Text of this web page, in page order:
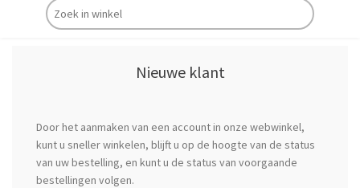
Nieuwe klant
Door het aanmaken van een account in onze webwinkel,
kunt u sneller winkelen, blijft u op de hoogte van de status
van uw bestelling, en kunt u de status van voorgaande
bestellingen volgen.